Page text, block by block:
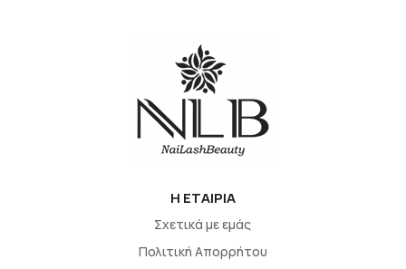
H EΤΑΙΡΙΑ
Σχετικά με εμάς
Πολιτική Απορρήτου